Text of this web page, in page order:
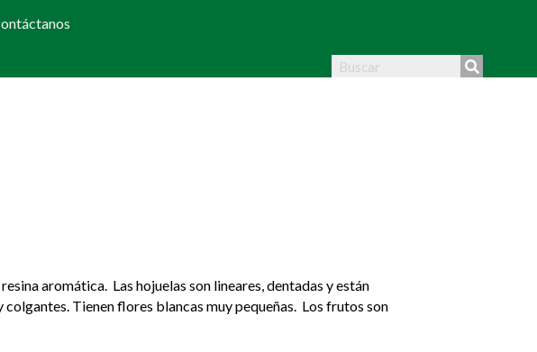
aromática. Las hojuelas son lineares, dentadas y están
Tienen flores blancas muy pequeñas. Los frutos son